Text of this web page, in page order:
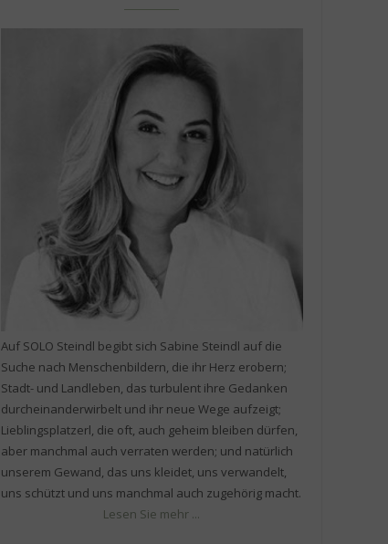
Auf SOLO Steindl begibt sich Sabine Steindl auf die
Suche nach Menschenbildern, die ihr Herz erobern;
Stadt- und Landleben, das turbulent ihre Gedanken
durcheinanderwirbelt und ihr neue Wege aufzeigt;
Lieblingsplatzerl, die oft, auch geheim bleiben dürfen,
aber manchmal auch verraten werden; und natürlich
unserem Gewand, das uns kleidet, uns verwandelt,
uns schützt und uns manchmal auch zugehörig macht.
Lesen Sie mehr ...